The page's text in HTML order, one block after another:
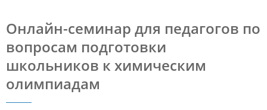
Онлайн-семинар для педагогов по
вопросам подготовки
школьников к химическим
олимпиадам